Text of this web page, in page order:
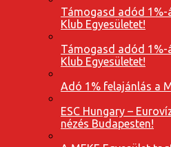
Támogasd adód 1%-
Klub Egyesületet!
Támogasd adód 1%-
Klub Egyesületet!
Adó 1% felajánlás a
ESC Hungary –
nézés Budapesten!